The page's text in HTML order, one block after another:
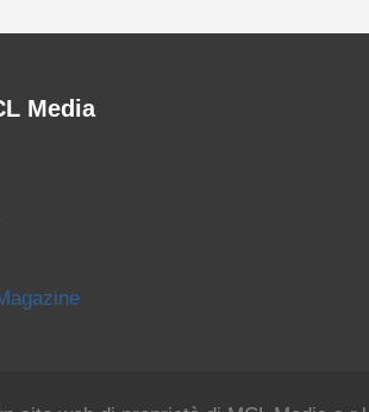
Media